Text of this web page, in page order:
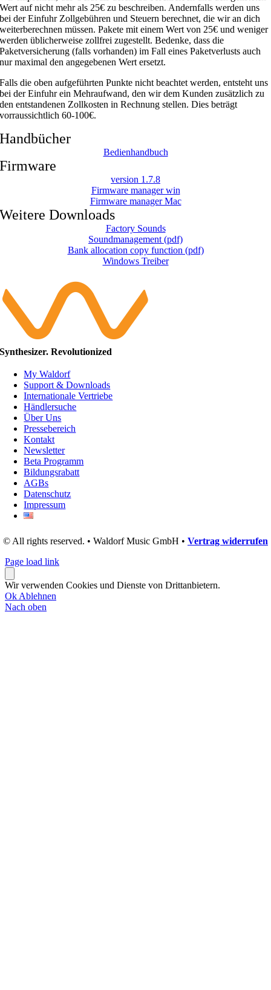
Wert auf nicht mehr als 25€ zu beschreiben. Andernfalls werden uns
bei der Einfuhr Zollgebühren und Steuern berechnet, die wir an dich
weiterberechnen müssen. Pakete mit einem Wert von 25€ und weniger
werden üblicherweise zollfrei zugestellt. Bedenke, dass die
Paketversicherung (falls vorhanden) im Fall eines Paketverlusts auch
nur maximal den angegebenen Wert ersetzt.
Falls die oben aufgeführten Punkte nicht beachtet werden, entsteht uns
bei der Einfuhr ein Mehraufwand, den wir dem Kunden zusätzlich zu
den entstandenen Zollkosten in Rechnung stellen. Dies beträgt
vorraussichtlich 60-100€.
Handbücher
Bedienhandbuch
Firmware
version 1.7.8
Firmware manager win
Firmware manager Mac
Weitere Downloads
Factory Sounds
Soundmanagement (pdf)
Bank allocation copy function (pdf)
Windows Treiber
Synthesizer. Revolutionized
My Waldorf
Support & Downloads
Internationale Vertriebe
Händlersuche
Über Uns
Pressebereich
Kontakt
Newsletter
Beta Programm
Bildungsrabatt
AGBs
Datenschutz
Impressum
© All rights reserved. • Waldorf Music GmbH • Vertrag widerrufen
Page load link
Wir verwenden Cookies und Dienste von Drittanbietern.
Ok Ablehnen
Nach oben